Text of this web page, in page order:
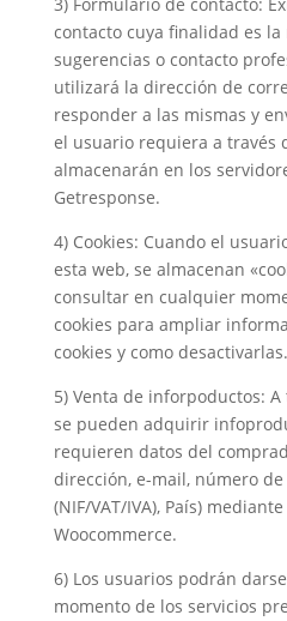
contacto cuya finalidad es
sugerencias o contacto
utilizará la dirección de
responder a las mismas y
el usuario requiera a través
almacenarán en los
Getresponse.
4) Cookies: Cuando el
esta web, se almacenan
consultar en cualquier
cookies para ampliar
cookies y como desactivarlas.
5) Venta de inforpoductos:
se pueden adquirir
requieren datos del
dirección, e-mail, número
(NIF/VAT/IVA), País)
Woocommerce.
6) Los usuarios podrán
momento de los servicios